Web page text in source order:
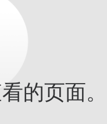
的页面。